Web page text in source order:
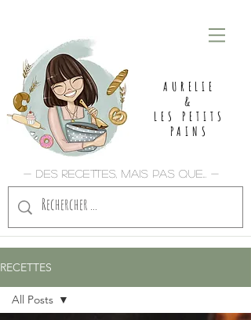
AURELIE
&
LES PETITS
PAINS
- Des recettes, mais pas que... -
RECETTES
All Posts